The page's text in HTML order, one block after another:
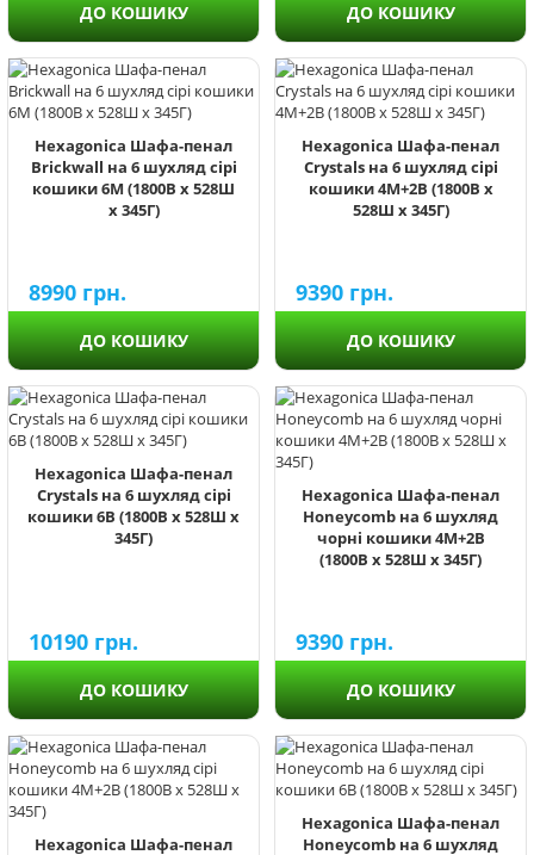
ДО КОШИКУ ДО КОШИКУ
Hexagonica Шафа-пенал
Brickwall на 6 шухляд сірі
кошики 6М (1800В х 528Ш
х 345Г)
8990 грн.
ДО КОШИКУ
Hexagonica Шафа-пенал
Crystals на 6 шухляд сірі
кошики 4М+2В (1800В х
528Ш х 345Г)
9390 грн.
ДО КОШИКУ
Hexagonica Шафа-пенал
Crystals на 6 шухляд сірі
кошики 6В (1800В х 528Ш х
345Г)
10190 грн.
ДО КОШИКУ
Hexagonica Шафа-пенал
Honeycomb на 6 шухляд
чорні кошики 4М+2В
(1800В х 528Ш х 345Г)
9390 грн.
ДО КОШИКУ
Hexagonica Шафа-пенал
Hexagonica Шафа-пенал
Honeycomb на 6 шухляд